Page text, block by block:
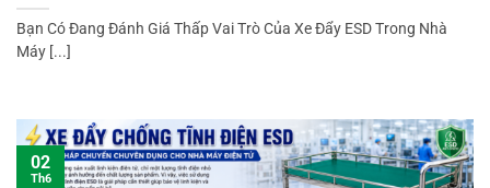
Bạn Có Đang Đánh Giá Thấp Vai Trò Của Xe Đẩy ESD Trong Nhà
Máy [...]
02
Th6